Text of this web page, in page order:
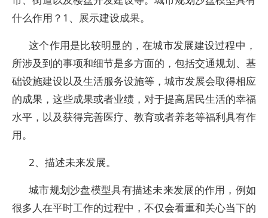
什么作用？1、展示建设成果。
这个作用是比较明显的，在城市发展建设过程中，
所涉及到的事项和细节是多方面的，包括交通规划、基
础设施建设以及生活服务设施等，城市发展会取得相应
的成果，这些成果或者业绩，对于提高居民生活的幸福
水平，以及获得完善医疗、教育或者养老等福利具有作
用。
2、描述未来发展。
城市规划沙盘模型具有描述未来发展的作用，例如
很多人在平时工作的过程中，不仅会看重和关心当下的